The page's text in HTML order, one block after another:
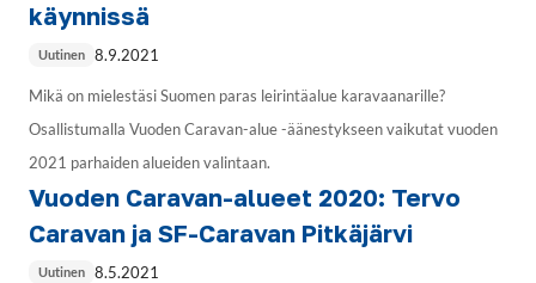
käynnissä
Uutinen 8.9.2021
Mikä on mielestäsi Suomen paras leirintäalue karavaanarille?
Osallistumalla Vuoden Caravan-alue -äänestykseen vaikutat vuoden
2021 parhaiden alueiden valintaan.
Vuoden Caravan-alueet 2020: Tervo
Caravan ja SF-Caravan Pitkäjärvi
Uutinen 8.5.2021